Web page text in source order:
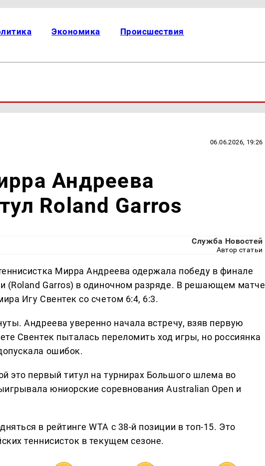
Экономика Происшествия
06.06.2026, 19:26
Андреева
Roland Garros
Служба Новостей
Автор статьи
Мирра Андреева одержала победу в финале
(Roland Garros) в одиночном разряде. В решающем матче
Игу Свентек со счетом 6:4, 6:3.
Андреева уверенно начала встречу, взяв первую
Свентек пыталась переломить ход игры, но россиянка
ошибок.
это первый титул на турнирах Большого шлема во
юниорские соревнования Australian Open и
в рейтинге WTA с 38-й позиции в топ-15. Это
теннисисток в текущем сезоне.